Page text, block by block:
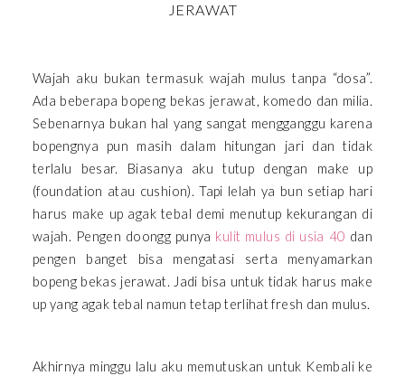
JERAWAT
Wajah aku bukan termasuk wajah mulus tanpa “dosa”.
Ada beberapa bopeng bekas jerawat, komedo dan milia.
Sebenarnya bukan hal yang sangat mengganggu karena
bopengnya pun masih dalam hitungan jari dan tidak
terlalu besar. Biasanya aku tutup dengan make up
(foundation atau cushion). Tapi lelah ya bun setiap hari
harus make up agak tebal demi menutup kekurangan di
wajah. Pengen doongg punya kulit mulus di usia 40 dan
pengen banget bisa mengatasi serta menyamarkan
bopeng bekas jerawat. Jadi bisa untuk tidak harus make
up yang agak tebal namun tetap terlihat fresh dan mulus.
Akhirnya minggu lalu aku memutuskan untuk Kembali ke